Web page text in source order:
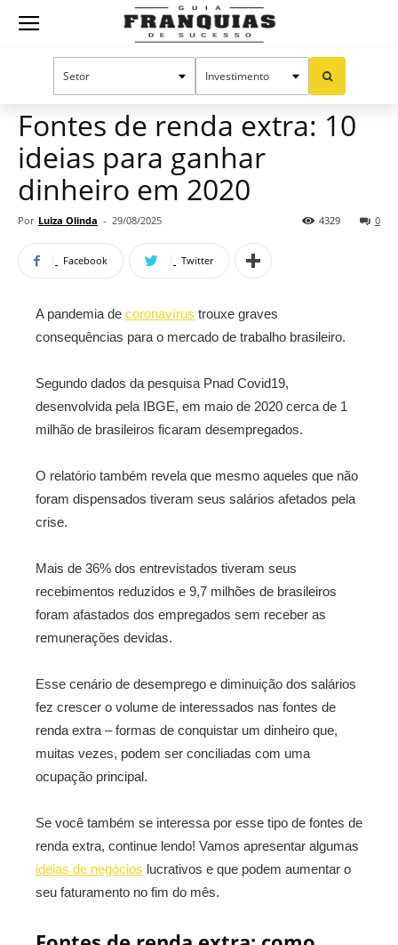
Guia
Empreendedorismo
Fontes de renda extra: 10
ideias para ganhar
dinheiro em 2020
Por Luiza Olinda - 29/08/2025 0
4329
Facebook Twitter
A pandemia de coronavírus trouxe graves
consequências para o mercado de trabalho brasileiro.
Segundo dados da pesquisa Pnad Covid19,
desenvolvida pela IBGE, em maio de 2020 cerca de 1
milhão de brasileiros ficaram desempregados.
O relatório também revela que mesmo aqueles que não
foram dispensados tiveram seus salários afetados pela
crise.
Mais de 36% dos entrevistados tiveram seus
recebimentos reduzidos e 9,7 milhões de brasileiros
foram afastados dos empregados sem receber as
remunerações devidas.
Esse cenário de desemprego e diminuição dos salários
fez crescer o volume de interessados nas fontes de
renda extra – formas de conquistar um dinheiro que,
muitas vezes, podem ser conciliadas com uma
ocupação principal.
Se você também se interessa por esse tipo de fontes de
renda extra, continue lendo! Vamos apresentar algumas
ideias de negócios lucrativos e que podem aumentar o
seu faturamento no fim do mês.